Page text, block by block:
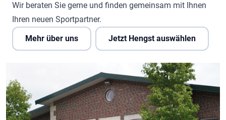
Wir beraten Sie gerne und finden gemeinsam mit Ihnen
Ihren neuen Sportpartner.
Mehr über uns
Jetzt Hengst auswählen